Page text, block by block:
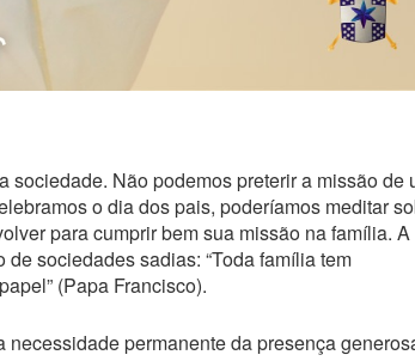
Não podemos preterir a missão de
o dia dos pais, poderíamos meditar
para cumprir bem sua missão na família. A
sociedades sadias: “Toda família tem
(Papa Francisco).
permanente da presença